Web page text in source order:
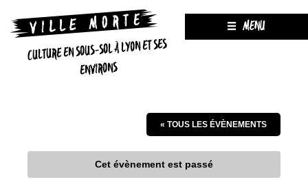
CULTURE EN SOUS-SOL À LYON ET SES
ENVIRONS
MENU
« TOUS LES ÉVÈNEMENTS
Cet évènement est passé